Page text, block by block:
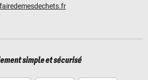
simple et sécurisé